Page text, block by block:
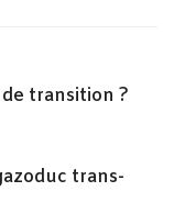
transition ?
trans-